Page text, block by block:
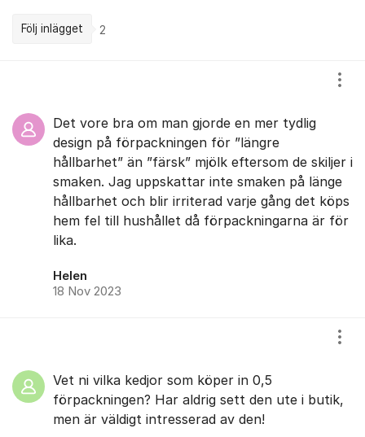
Följ inlägget 2
Det vore bra om man gjorde en mer tydlig
design på förpackningen för ”längre
hållbarhet” än ”färsk” mjölk eftersom de skiljer i
smaken. Jag uppskattar inte smaken på länge
hållbarhet och blir irriterad varje gång det köps
hem fel till hushållet då förpackningarna är för
lika.
Helen
18 Nov 2023
Vet ni vilka kedjor som köper in 0,5
förpackningen? Har aldrig sett den ute i butik,
men är väldigt intresserad av den!